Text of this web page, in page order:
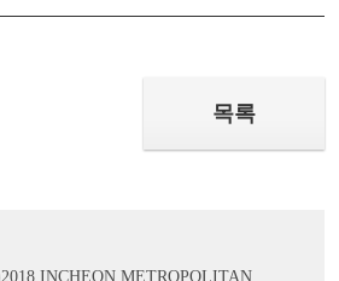
목록
INCHEON METROPOLITAN